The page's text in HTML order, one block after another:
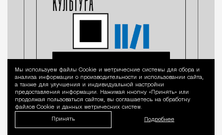
Уведомление
Мы используем файлы Сookie и метрические системы для сбора и
анализа информации о производительности и использовании сайта,
а также для улучшения и индивидуальной настройки
предоставления информации. Нажимая кнопку «Принять» или
продолжая пользоваться сайтом, вы соглашаетесь на обработку
файлов Cookie и данных метрических систем.
Принять Подробнее